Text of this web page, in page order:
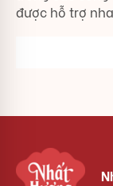
được hỗ trợ